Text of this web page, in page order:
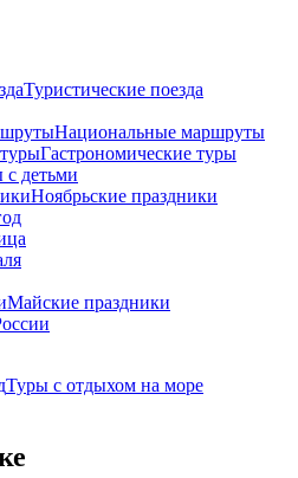
Туристические поезда
Национальные маршруты
Гастрономические туры
с детьми
Ноябрьские праздники
Майские праздники
Туры с отдыхом на море